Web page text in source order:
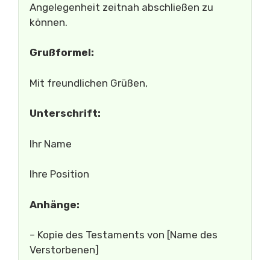
Angelegenheit zeitnah abschließen zu
können.
Grußformel:
Mit freundlichen Grüßen,
Unterschrift:
Ihr Name
Ihre Position
Anhänge:
– Kopie des Testaments von [Name des
Verstorbenen]